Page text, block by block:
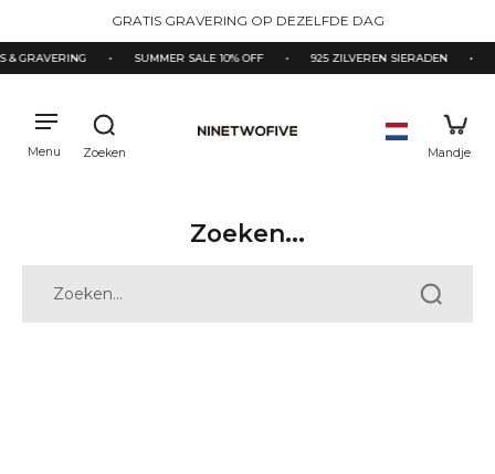
GRATIS GRAVERING OP DEZELFDE DAG
& GRAVERING • SUMMER SALE 10% OFF • 925 ZILVEREN SIERADEN •
Zoeken...